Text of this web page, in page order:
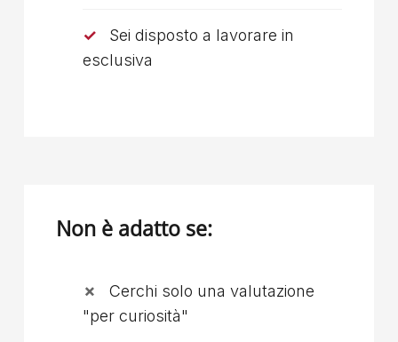
Sei disposto a lavorare in
esclusiva
Non è adatto se:
Cerchi solo una valutazione
"per curiosità"